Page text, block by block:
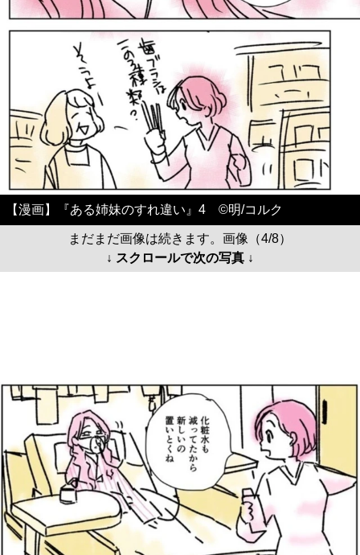
【漫画】『ある姉妹のすれ違い』4 ©️明/コルク
まだまだ画像は続きます。画像（4/8）
↓ スクロールで次の写真 ↓